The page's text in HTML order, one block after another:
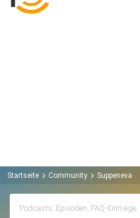
Startseite Community Suppeneva